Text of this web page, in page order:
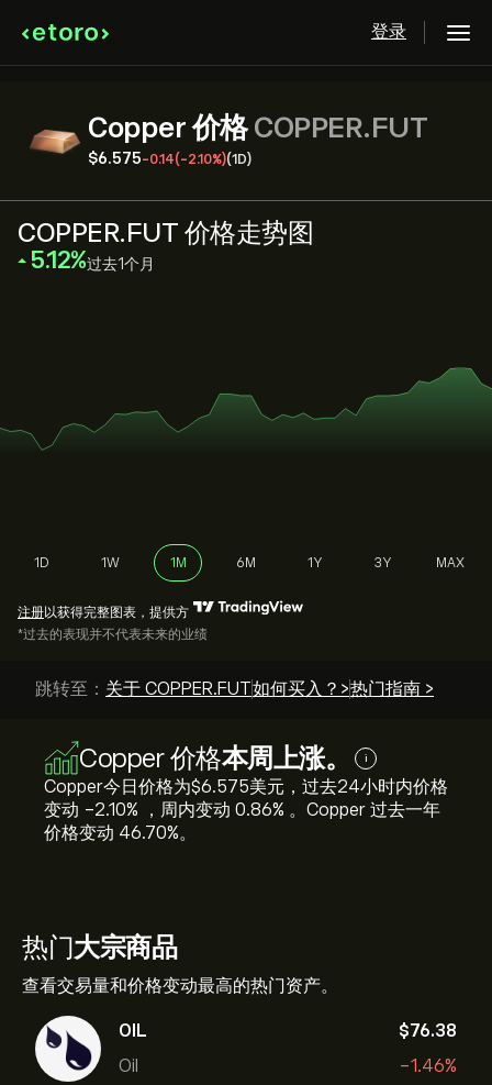
登录
Copper 价格COPPER.FUT
‎$‎6.575-0.14(-2.10%)(1D)
热门大宗商品
查看交易量和价格变动最高的热门资产。
OIL
Oil
‎$‎76.38
-1.46%
COPPER.FUT 价格走势图
‎5.12‎ 过去1个月
1D 1W 1M 6M 1Y 3Y MAX
注册以获得完整图表，提供方
*过去的表现并不代表未来的业绩
跳转至： 关于 COPPER.FUT如何买入？>热门指南 >
Copper 价格本周上涨。 i
Copper今日价格为‎$‎6.575美元，过去24小时内价格
变动 ‎-2.10‎% ，周内变动 ‎0.86‎% 。Copper 过去一年
价格变动 ‎46.70‎%。